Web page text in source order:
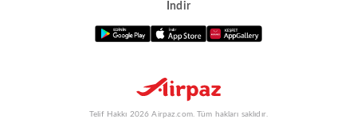
İndir
Telif Hakkı 2026 Airpaz.com. Tüm hakları saklıdır.